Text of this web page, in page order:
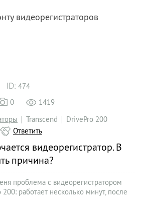
видеорегистраторов
474
0
1419
Transcend
DrivePro 200
Ответить
видеорегистратор. В
причина?
проблема с видеорегистратором
работает несколько минут, после